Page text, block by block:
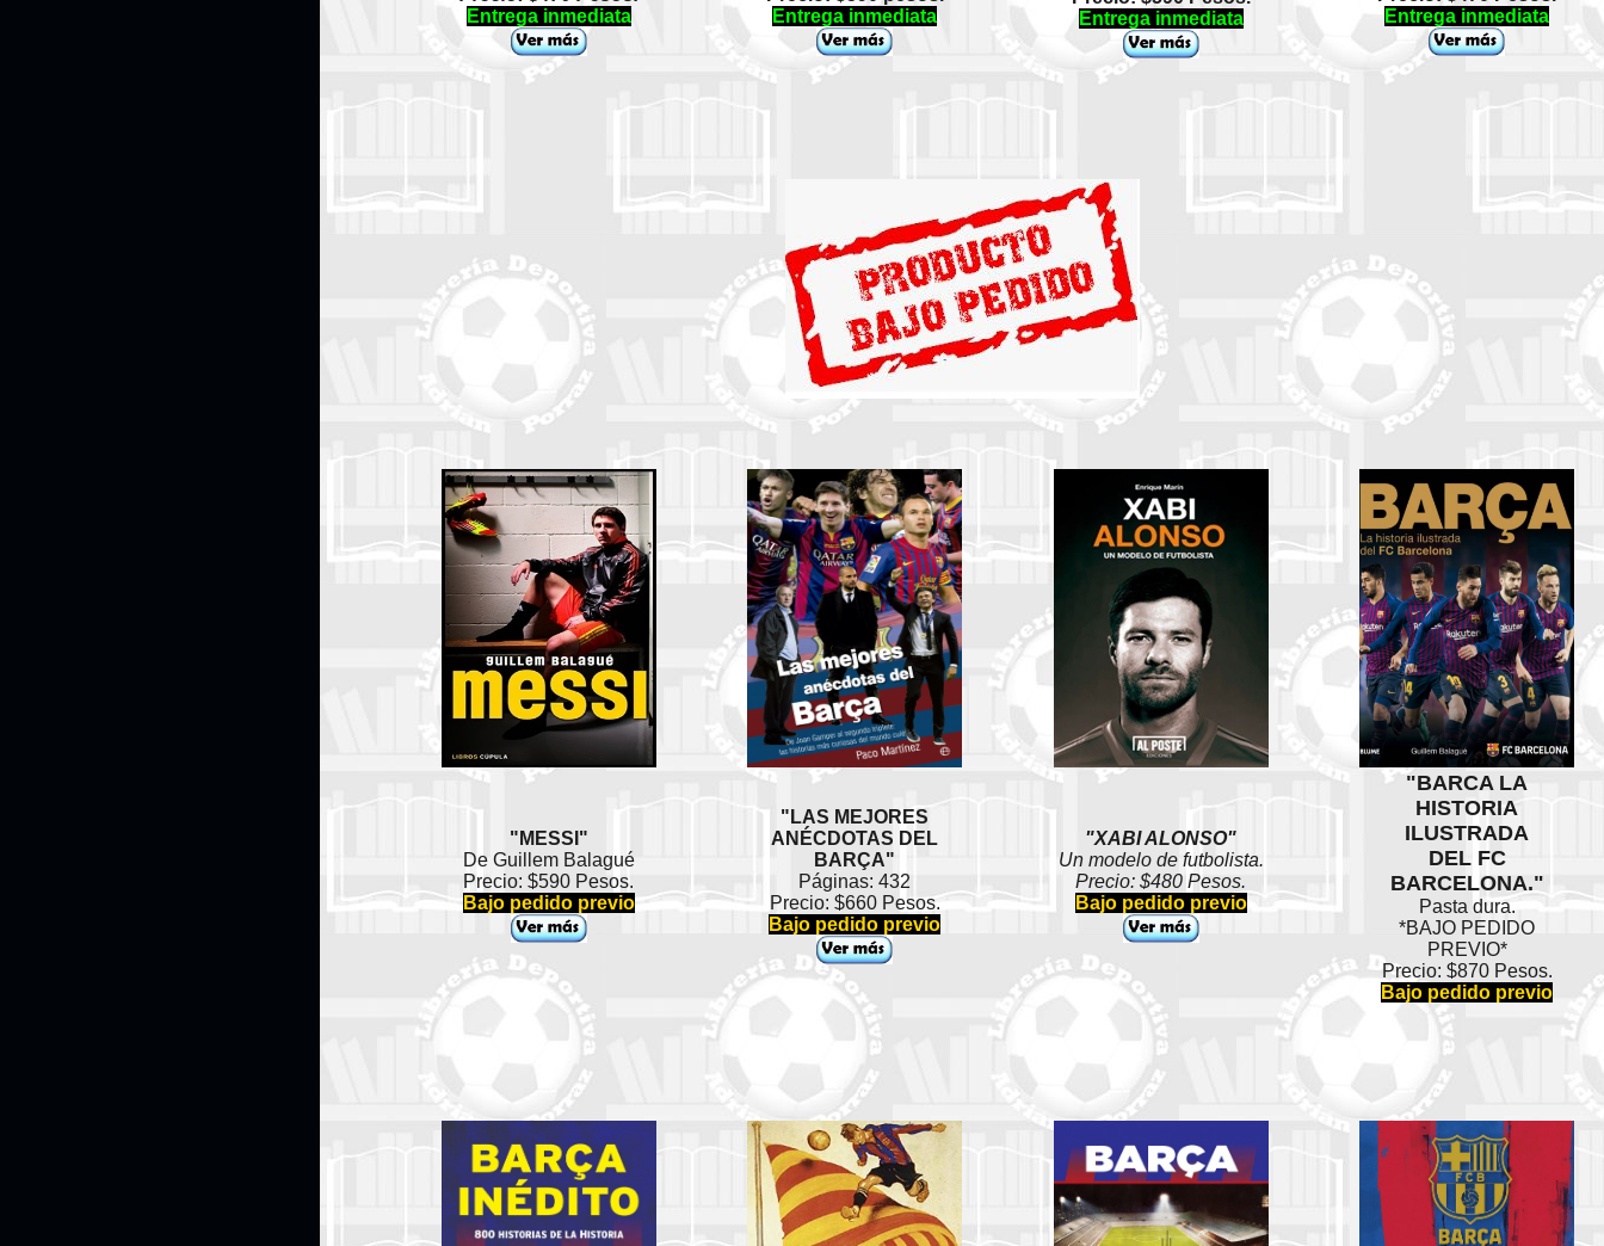
Entrega inmediata
Entrega inmediata
Entrega inmediata
Entrega inmediata
"MESSI"
De Guillem Balagué
Precio: $590 Pesos.
Bajo pedido previo
"LAS MEJORES
ANÉCDOTAS DEL
BARÇA"
Páginas: 432
Precio: $660 Pesos.
Bajo pedido previo
"XABI ALONSO"
Un modelo de futbolista.
Precio: $480 Pesos.
Bajo pedido previo
"BARCA LA
HISTORIA
ILUSTRADA
DEL FC
BARCELONA."
Pasta dura.
*BAJO PEDIDO
PREVIO*
Precio: $870 Pesos.
Bajo pedido previo